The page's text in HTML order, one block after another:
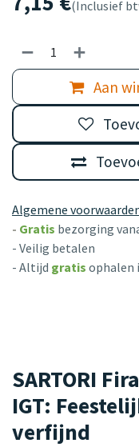
(Inclusief
Aan
Algemene
- Gratis bezorging
- Veilig betalen
- Altijd gratis ophalen
SARTORI
IGT:
verfijnd